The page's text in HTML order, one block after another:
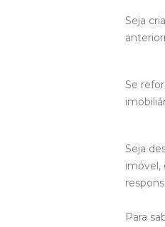
Seja
Se
Seja
imóvel,
Para